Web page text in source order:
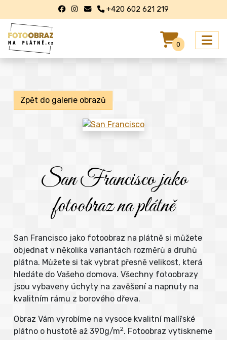
+420 602 621 219
0
Zpět do galerie obrazů
San Francisco jako
fotoobraz na plátně
San Francisco jako fotoobraz na plátně si můžete
objednat v několika variantách rozměrů a druhů
plátna. Můžete si tak vybrat přesně velikost, která
hledáte do Vašeho domova. Všechny fotoobrazy
jsou vybaveny úchyty na zavěšení a napnuty na
kvalitním rámu z borového dřeva.
Obraz Vám vyrobíme na vysoce kvalitní malířské
plátno o hustotě až 390g/m2. Fotoobraz vytiskneme